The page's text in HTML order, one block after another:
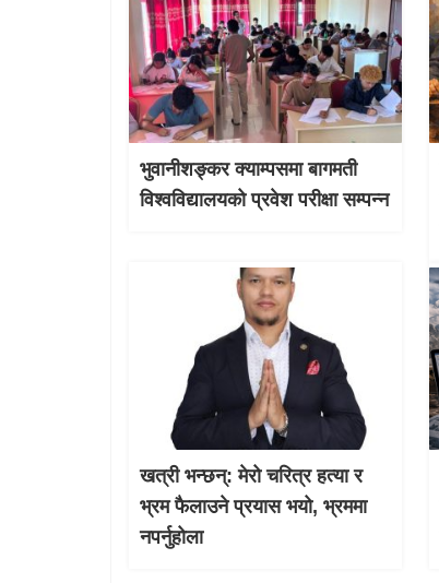
भुवानीशङ्कर क्याम्पसमा बागमती
विश्वविद्यालयको प्रवेश परीक्षा सम्पन्न
खत्री भन्छन्: मेरो चरित्र हत्या र
भ्रम फैलाउने प्रयास भयो, भ्रममा
नपर्नुहोला